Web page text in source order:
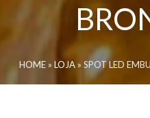
HOME » LOJA » SPOT LED